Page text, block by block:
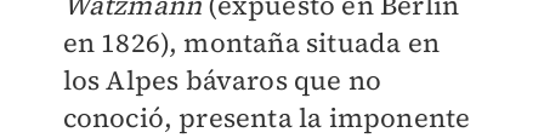
en 1826), montaña situada en
los Alpes bávaros que no
conoció, presenta la imponente